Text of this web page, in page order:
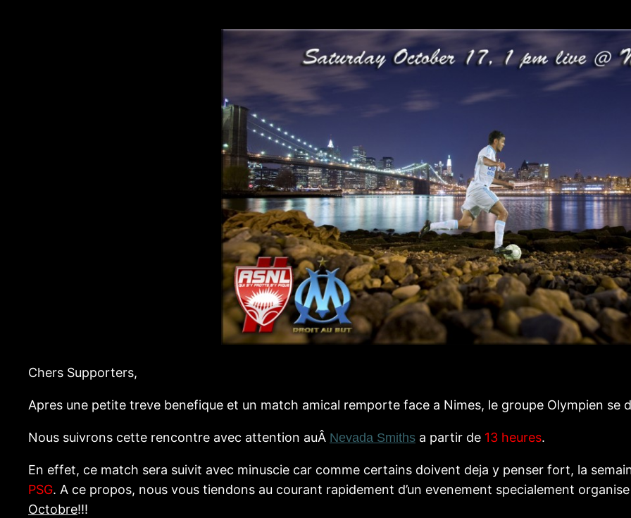
Chers Supporters,
Apres une petite treve benefique et un match amical remporte face a Nimes, le groupe Olympien se
Nous suivrons cette rencontre avec attention auÂ Nevada Smiths a partir de 13 heures.
En effet, ce match sera suivit avec minuscie car comme certains doivent deja y penser fort, la
PSG. A ce propos, nous vous tiendons au courant rapidement d’un evenement specialement
Octobre!!!